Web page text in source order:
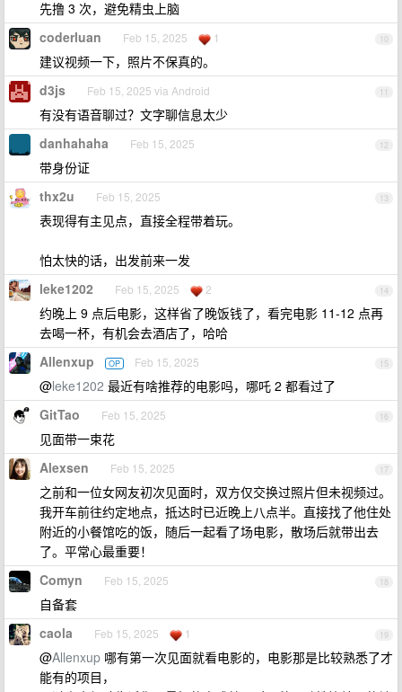
先撸 3 次，避免精虫上脑
10
coderluan Feb 15, 2025 1
建议视频一下，照片不保真的。
11
d3js Feb 15, 2025 via Android
有没有语音聊过？文字聊信息太少
12
danhahaha Feb 15, 2025
带身份证
13
thx2u Feb 15, 2025
表现得有主见点，直接全程带着玩。
怕太快的话，出发前来一发
14
leke1202 Feb 15, 2025 2
约晚上 9 点后电影，这样省了晚饭钱了，看完电影 11-12 点再
去喝一杯，有机会去酒店了，哈哈
15
Allenxup OP Feb 15, 2025
@leke1202 最近有啥推荐的电影吗，哪吒 2 都看过了
16
GitTao Feb 15, 2025
见面带一束花
17
Alexsen Feb 15, 2025
之前和一位女网友初次见面时，双方仅交换过照片但未视频过。
我开车前往约定地点，抵达时已近晚上八点半。直接找了他住处
附近的小餐馆吃的饭，随后一起看了场电影，散场后就带出去
了。平常心最重要！
18
Comyn Feb 15, 2025
自备套
19
caola Feb 15, 2025 1
@Allenxup 哪有第一次见面就看电影的，电影那是比较熟悉了才
能有的项目，